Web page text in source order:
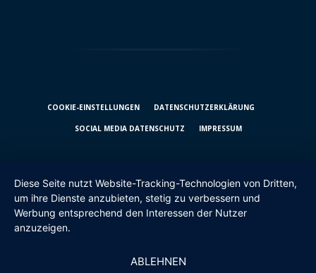
COOKIE-EINSTELLUNGEN DATENSCHUTZ­ERKLÄRUNG
SOCIAL MEDIA DATENSCHUTZ IMPRESSUM
Diese Seite nutzt Website-Tracking-Technologien von Dritten,
um ihre Dienste anzubieten, stetig zu verbessern und
Werbung entsprechend den Interessen der Nutzer
anzuzeigen.
ABLEHNEN